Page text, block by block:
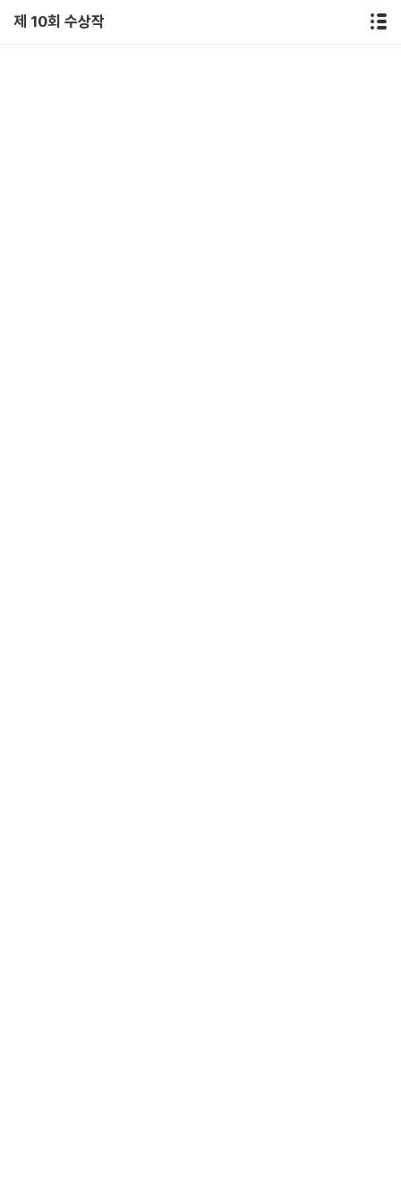
제 10회 수상작